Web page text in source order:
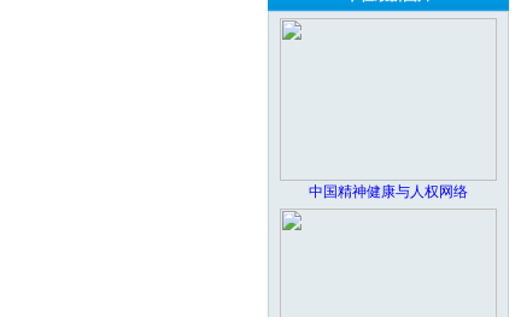
中国精神健康与人权网络